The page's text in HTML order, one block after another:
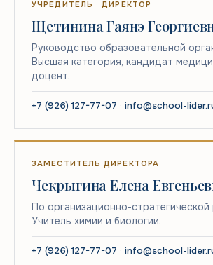
УЧРЕДИТЕЛЬ · ДИРЕКТОР
Щетинина Гаянэ
Руководство образовательной
Высшая категория, кандидат
доцент.
+7 (926) 127-77-07 · info@school-
ЗАМЕСТИТЕЛЬ ДИРЕКТОРА
Чекрыгина Елена
По организационно-стратегической
Учитель химии и биологии.
+7 (926) 127-77-07 · info@school-